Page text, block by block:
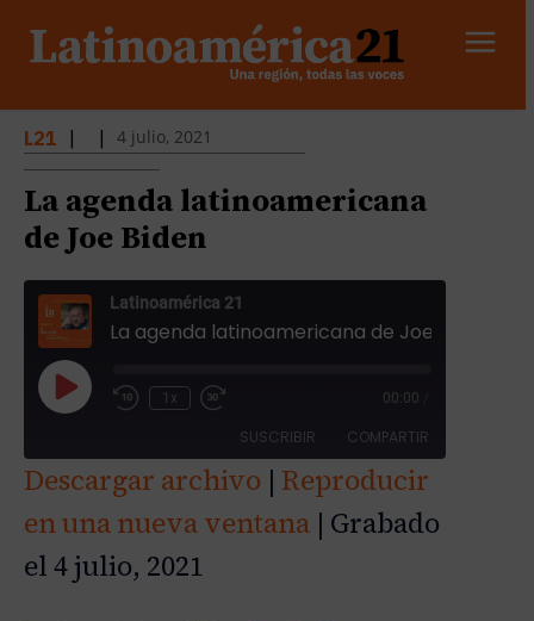
L21 | | 4 julio, 2021
La agenda latinoamericana
de Joe Biden
Latinoamérica 21
La agenda latinoamericana de Joe Biden
R
p
r
d
u
c
1x 00:00
SUSCRIBIR COMPARTIR
FEED RSS
COMPAR
TIR
ENLACE
Descargar archivo | Reproducir
en una nueva ventana | Grabado
el 4 julio, 2021